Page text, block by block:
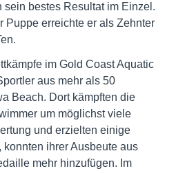
bestes Resultat im Einzel.
Puppe erreichte er als Zehnter
im Gold Coast Aquatic
aus mehr als 50
Beach. Dort kämpften die
um möglichst viele
und erzielten einige
ihrer Ausbeute aus
mehr hinzufügen. Im